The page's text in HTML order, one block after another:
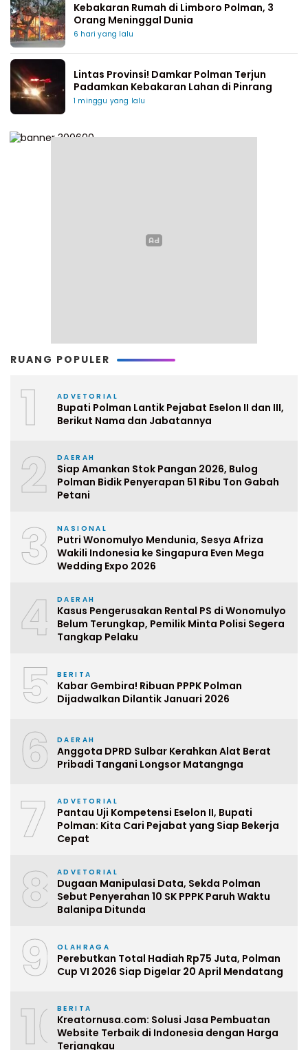
Kebakaran Rumah di Limboro Polman, 3
Orang Meninggal Dunia
6 hari yang lalu
Lintas Provinsi! Damkar Polman Terjun
Padamkan Kebakaran Lahan di Pinrang
1 minggu yang lalu
RUANG POPULER
1 ADVETORIAL
Bupati Polman Lantik Pejabat Eselon II dan III,
Berikut Nama dan Jabatannya
2 DAERAH
Siap Amankan Stok Pangan 2026, Bulog
Polman Bidik Penyerapan 51 Ribu Ton Gabah
Petani
3 NASIONAL
Putri Wonomulyo Mendunia, Sesya Afriza
Wakili Indonesia ke Singapura Even Mega
Wedding Expo 2026
4 DAERAH
Kasus Pengerusakan Rental PS di Wonomulyo
Belum Terungkap, Pemilik Minta Polisi Segera
Tangkap Pelaku
5 BERITA
Kabar Gembira! Ribuan PPPK Polman
Dijadwalkan Dilantik Januari 2026
6 DAERAH
Anggota DPRD Sulbar Kerahkan Alat Berat
Pribadi Tangani Longsor Matangnga
7 ADVETORIAL
Pantau Uji Kompetensi Eselon II, Bupati
Polman: Kita Cari Pejabat yang Siap Bekerja
Cepat
8 ADVETORIAL
Dugaan Manipulasi Data, Sekda Polman
Sebut Penyerahan 10 SK PPPK Paruh Waktu
Balanipa Ditunda
9 OLAHRAGA
Perebutkan Total Hadiah Rp75 Juta, Polman
Cup VI 2026 Siap Digelar 20 April Mendatang
10BERITA
Kreatornusa.com: Solusi Jasa Pembuatan
Website Terbaik di Indonesia dengan Harga
Terjangkau